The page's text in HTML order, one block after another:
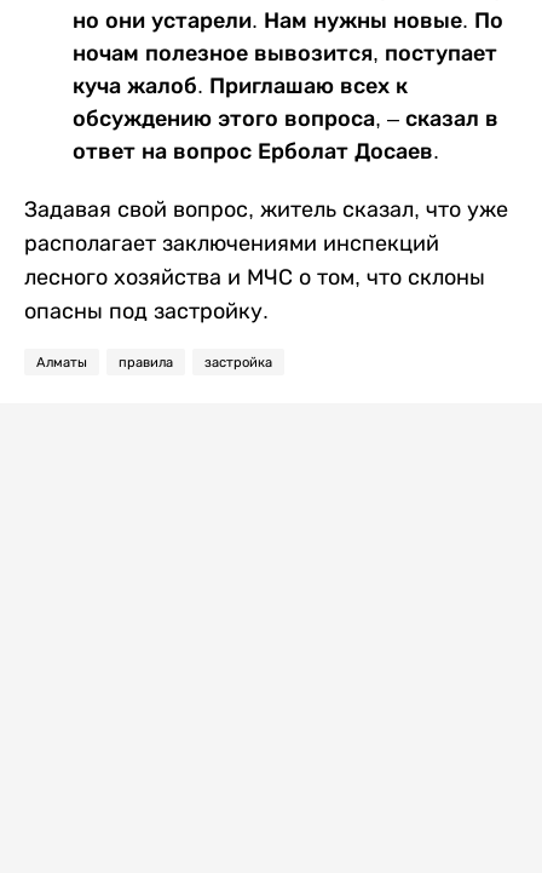
но они устарели. Нам нужны новые. По
ночам полезное вывозится, поступает
куча жалоб. Приглашаю всех к
обсуждению этого вопроса, – сказал в
ответ на вопрос Ерболат Досаев.
Задавая свой вопрос, житель сказал, что уже
располагает заключениями инспекций
лесного хозяйства и МЧС о том, что склоны
опасны под застройку.
Алматы правила застройка